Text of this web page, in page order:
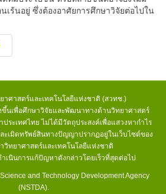
ร้นอยู่ ซึ่งต้องอาศัยการศึกษาวิจัยต่อไปใน
ศาสตร์และเทคโนโลยีแห่งชาติ (สวทช.)
ขึ้นเพื่อศึกษาวิจัยและพัฒนาทางด้านวิทยาศาสตร์
ระเทศไทย ไม่ได้มีวัตถุประสงค์เพื่อแสวงหากำไร
เมิดทรัพย์สินทางปัญญาปรากฏอยู่ในเว็บไซต์ของ
ทยาศาสตร์และเทคโนโลยีแห่งชาติ
เนินการแก้ปัญหาดังกล่าวโดยเร็วที่สุดต่อไป
and Technology Development Agency
(NSTDA).